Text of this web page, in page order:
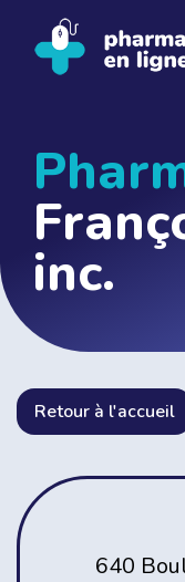
inc.
Retour à l'accueil
640